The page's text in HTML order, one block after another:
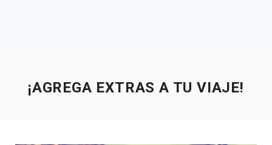
¡AGREGA EXTRAS A TU VIAJE!